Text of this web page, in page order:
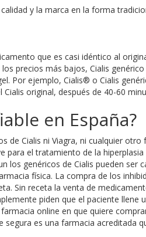
y la marca en la forma
que es casi idéntico al
precios más bajos, Cialis genérico
Por ejemplo, Cialis® o Cialis
original, después de 40-60
en España?
de Cialis ni Viagra, ni cualquier otro
para el tratamiento de la hiperplasia
los genéricos de Cialis pueden ser
física. La compra de los
Sin receta la venta de
piden que el paciente
online en que quiere
es una farmacia acreditada